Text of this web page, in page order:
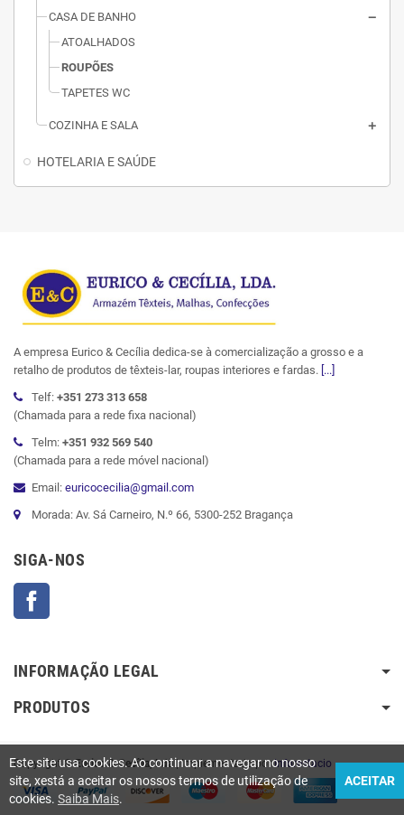
CASA DE BANHO
ATOALHADOS
ROUPÕES
TAPETES WC
COZINHA E SALA
HOTELARIA E SAÚDE
A empresa Eurico & Cecília dedica-se à comercialização a grosso e a
retalho de produtos de têxteis-lar, roupas interiores e fardas. [...]
Telf: +351 273 313 658
(Chamada para a rede fixa nacional)
Telm: +351 932 569 540
(Chamada para a rede móvel nacional)
Email: euricocecilia@gmail.com
Morada: Av. Sá Carneiro, N.º 66, 5300-252 Bragança
SIGA-NOS
INFORMAÇÃO LEGAL
PRODUTOS
Copyright ©Eurico & Cecília, Lda| Implementado porInforestacio
Este site usa cookies. Ao continuar a navegar no nosso
site, xestá a aceitar os nossos termos de utilização de
cookies. Saiba Mais.
ACEITAR